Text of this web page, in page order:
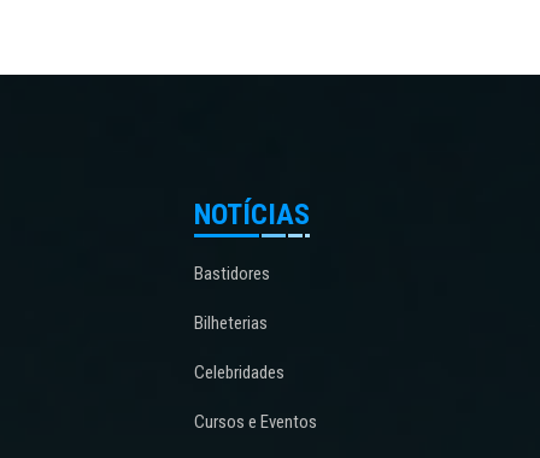
NOTÍCIAS
Bastidores
Bilheterias
Celebridades
Cursos e Eventos